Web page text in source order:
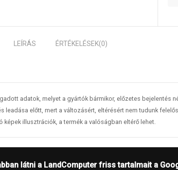
LEÍRÁS ÉRTÉKELÉSEK(0)
adatok, melyet a gyártók bármikor, előzetes bejelentés
leadása előtt, mert a változásért, eltérésért nem tudunk
képek illusztrációk, a termék a valóságban eltérő lehet.
látni a LandComputer friss tartalmait a